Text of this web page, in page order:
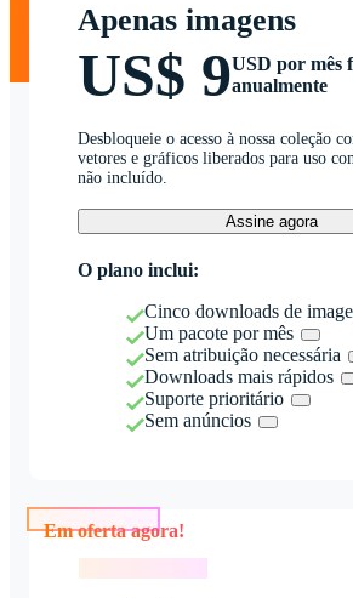
Apenas imagens
US$ 9USD por mês
anualmente
Desbloqueie o acesso à nossa coleção
vetores e gráficos liberados para uso
não incluído.
Assine agora
O plano inclui:
Cinco downloads de
Um pacote por mês
Sem atribuição necessária
Downloads mais rápidos
Suporte prioritário
Sem anúncios